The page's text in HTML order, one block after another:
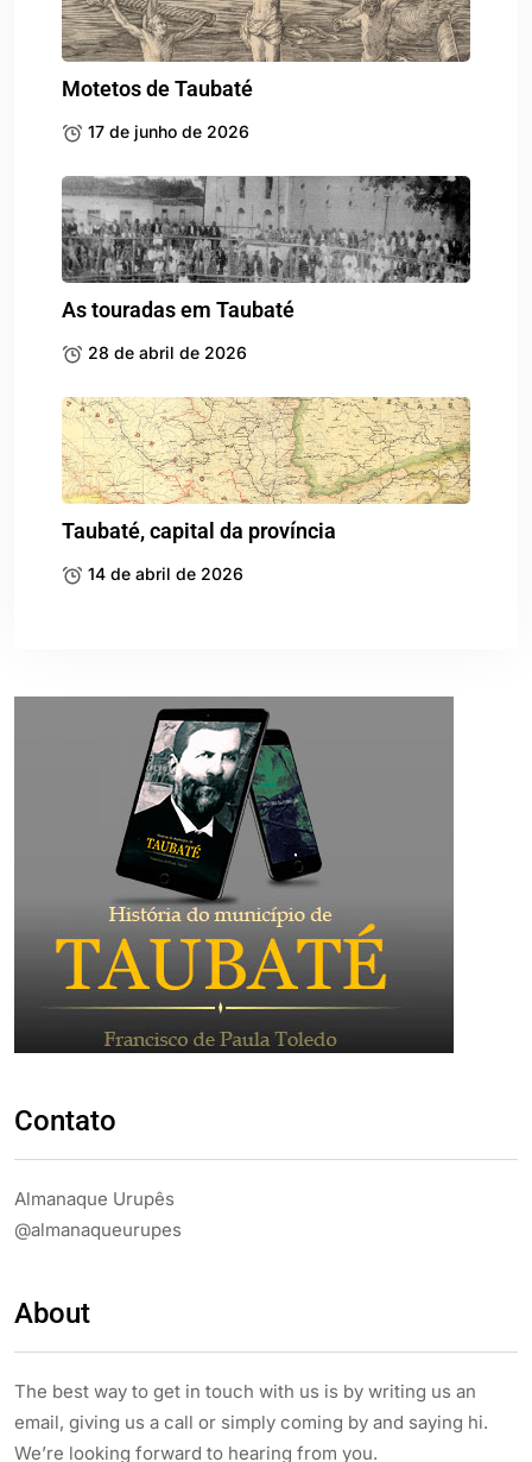
Motetos de Taubaté
17 de junho de 2026
As touradas em Taubaté
28 de abril de 2026
Taubaté, capital da província
14 de abril de 2026
Contato
Almanaque Urupês
@almanaqueurupes
About
The best way to get in touch with us is by writing us an
email, giving us a call or simply coming by and saying hi.
We’re looking forward to hearing from you.